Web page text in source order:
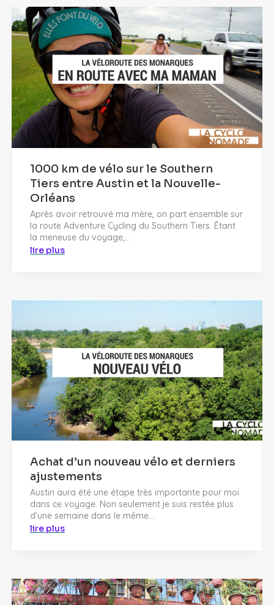
1000 km de vélo sur le Southern
Tiers entre Austin et la Nouvelle-
Orléans
Après avoir retrouvé ma mère, on part ensemble sur
la route Adventure Cycling du Southern Tiers. Étant
la meneuse du voyage,...
lire plus
Achat d’un nouveau vélo et derniers
ajustements
Austin aura été une étape très importante pour moi
dans ce voyage. Non seulement je suis restée plus
d'une semaine dans le même...
lire plus